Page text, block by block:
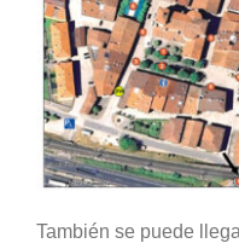
También se puede